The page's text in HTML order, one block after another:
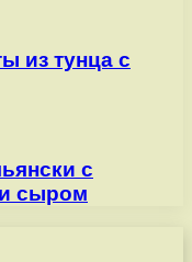
из тунца с
с
сыром